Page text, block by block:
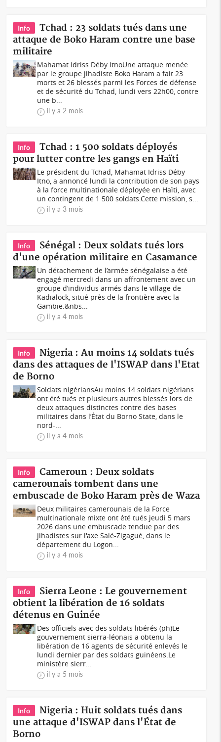
Info
Tchad : 23 soldats tués dans une
attaque de Boko Haram contre une base
militaire
Mahamat Idriss Déby ItnoUne attaque menée
par le groupe jihadiste Boko Haram a fait 23
morts et 26 blessés parmi les Forces de défense
et de sécurité du Tchad, lundi vers 22h00, contre
une b...
il y a 2 mois
Info
Tchad : 1 500 soldats déployés
pour lutter contre les gangs en Haïti
Le président du Tchad, Mahamat Idriss Déby
Itno, a annoncé lundi la contribution de son pays
à la force multinationale déployée en Haïti, avec
un contingent de 1 500 soldats.Cette mission, s...
il y a 3 mois
Info
Sénégal : Deux soldats tués lors
d'une opération militaire en Casamance
Un détachement de l’armée sénégalaise a été
engagé mercredi dans un affrontement avec un
groupe d’individus armés dans le village de
Kadialock, situé près de la frontière avec la
Gambie.&nbs...
il y a 4 mois
Info
Nigeria : Au moins 14 soldats tués
dans des attaques de l'ISWAP dans l'Etat
de Borno
Soldats nigériansAu moins 14 soldats nigérians
ont été tués et plusieurs autres blessés lors de
deux attaques distinctes contre des bases
militaires dans l’État du Borno State, dans le
nord-...
il y a 4 mois
Info
Cameroun : Deux soldats
camerounais tombent dans une
embuscade de Boko Haram près de Waza
Deux militaires camerounais de la Force
multinationale mixte ont été tués jeudi 5 mars
2026 dans une embuscade tendue par des
jihadistes sur l'axe Salé-Zigagué, dans le
département du Logon...
il y a 4 mois
Info
Sierra Leone : Le gouvernement
obtient la libération de 16 soldats
détenus en Guinée
Des officiels avec des soldats libérés (ph)Le
gouvernement sierra-léonais a obtenu la
libération de 16 agents de sécurité enlevés le
lundi dernier par des soldats guinéens.Le
ministère sierr...
il y a 5 mois
Info
Nigeria : Huit soldats tués dans
une attaque d'ISWAP dans l'État de
Borno